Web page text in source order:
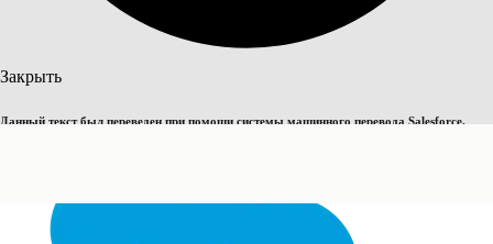
Закрыть
Данный текст был переведен при помощи системы машинного перевода Salesforce.